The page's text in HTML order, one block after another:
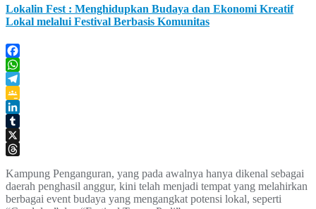
Lokalin Fest : Menghidupkan Budaya dan Ekonomi Kreatif
Lokal melalui Festival Berbasis Komunitas
Facebook
WhatsApp
Telegram
Google
Classroom
LinkedIn
Tumblr
X
Kampung Penganguran, yang pada awalnya hanya dikenal sebagai
daerah penghasil anggur, kini telah menjadi tempat yang melahirkan
berbagai event budaya yang mengangkat potensi lokal, seperti